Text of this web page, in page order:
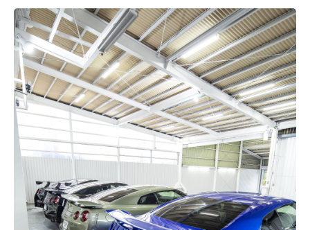
します。 GT-Rファンはもちろん、ガレージライフに興味のある
方もぜひご参加ください。 開催概要 日程：6月21日 日曜日トーク
ショー：14時開始（参加費無料） サイン会：トークショー終了
後（対象は当日会場で書籍をご購入いただいた方）会場：LE
GARAGE 住所：東京都港区六本木5-17-1 備考：イベント参加者へ
の書籍販売及びグッズの販売は13時より開始いたします。 主
催：合同会社NEXTBIRTH 後援：GarageLife編集部 協力：LE
GARAGE